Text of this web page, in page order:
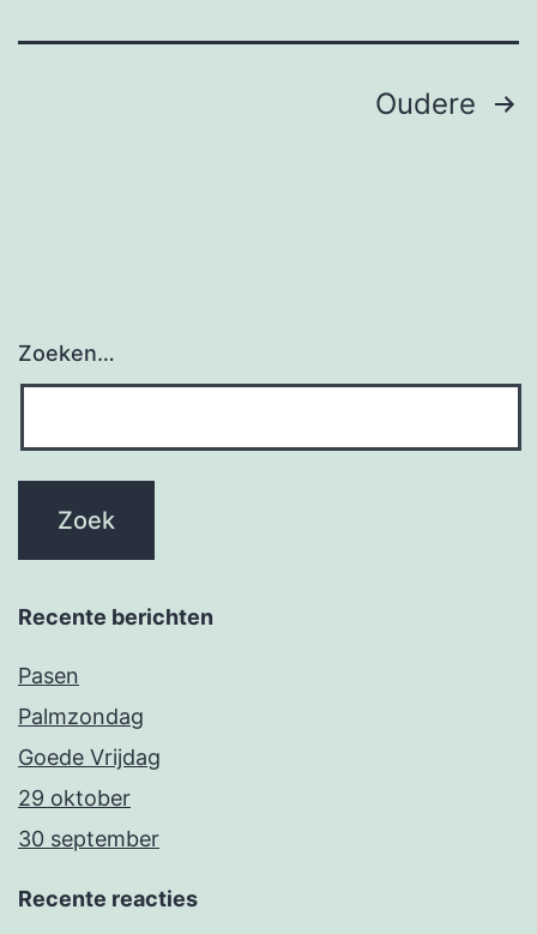
Oudere
Zoeken…
Recente berichten
Pasen
Palmzondag
Goede Vrijdag
29 oktober
30 september
Recente reacties